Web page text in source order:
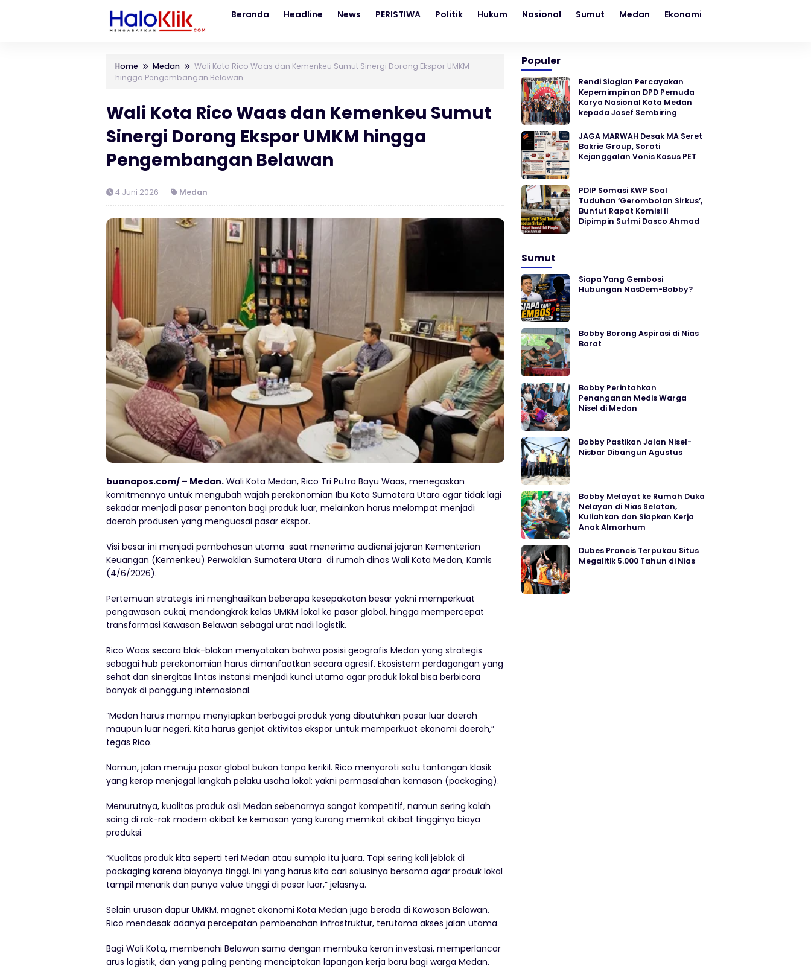
Beranda Headline News PERISTIWA Politik Hukum Nasional Sumut Medan Ekonomi
Home Medan
Wali Kota Rico Waas dan Kemenkeu Sumut Sinergi Dorong Ekspor UMKM
hingga Pengembangan Belawan
Wali Kota Rico Waas dan Kemenkeu Sumut
Sinergi Dorong Ekspor UMKM hingga
Pengembangan Belawan
4 Juni 2026 Medan
buanapos.com/ – Medan. Wali Kota Medan, Rico Tri Putra Bayu Waas, menegaskan
komitmennya untuk mengubah wajah perekonomian Ibu Kota Sumatera Utara agar tidak lagi
sekadar menjadi pasar penonton bagi produk luar, melainkan harus melompat menjadi
daerah produsen yang menguasai pasar ekspor.
Visi besar ini menjadi pembahasan utama saat menerima audiensi jajaran Kementerian
Keuangan (Kemenkeu) Perwakilan Sumatera Utara di rumah dinas Wali Kota Medan, Kamis
(4/6/2026).
Pertemuan strategis ini menghasilkan beberapa kesepakatan besar yakni memperkuat
pengawasan cukai, mendongkrak kelas UMKM lokal ke pasar global, hingga mempercepat
transformasi Kawasan Belawan sebagai urat nadi logistik.
Rico Waas secara blak-blakan menyatakan bahwa posisi geografis Medan yang strategis
sebagai hub perekonomian harus dimanfaatkan secara agresif. Ekosistem perdagangan yang
sehat dan sinergitas lintas instansi menjadi kunci utama agar produk lokal bisa berbicara
banyak di panggung internasional.
“Medan harus mampu menyiapkan berbagai produk yang dibutuhkan pasar luar daerah
maupun luar negeri. Kita harus genjot aktivitas ekspor untuk memperkuat ekonomi daerah,”
tegas Rico.
Namun, jalan menuju pasar global bukan tanpa kerikil. Rico menyoroti satu tantangan klasik
yang kerap menjegal langkah pelaku usaha lokal: yakni permasalahan kemasan (packaging).
Menurutnya, kualitas produk asli Medan sebenarnya sangat kompetitif, namun sering kalah
saing di rak-rak modern akibat ke kemasan yang kurang memikat akibat tingginya biaya
produksi.
“Kualitas produk kita seperti teri Medan atau sumpia itu juara. Tapi sering kali jeblok di
packaging karena biayanya tinggi. Ini yang harus kita cari solusinya bersama agar produk lokal
tampil menarik dan punya value tinggi di pasar luar,” jelasnya.
Selain urusan dapur UMKM, magnet ekonomi Kota Medan juga berada di Kawasan Belawan.
Rico mendesak adanya percepatan pembenahan infrastruktur, terutama akses jalan utama.
Bagi Wali Kota, membenahi Belawan sama dengan membuka keran investasi, memperlancar
arus logistik, dan yang paling penting menciptakan lapangan kerja baru bagi warga Medan.
Populer
Rendi Siagian Percayakan
Kepemimpinan DPD Pemuda
Karya Nasional Kota Medan
kepada Josef Sembiring
JAGA MARWAH Desak MA Seret
Bakrie Group, Soroti
Kejanggalan Vonis Kasus PET
PDIP Somasi KWP Soal
Tuduhan ‘Gerombolan Sirkus’,
Buntut Rapat Komisi II
Dipimpin Sufmi Dasco Ahmad
Sumut
Siapa Yang Gembosi
Hubungan NasDem-Bobby?
Bobby Borong Aspirasi di Nias
Barat
Bobby Perintahkan
Penanganan Medis Warga
Nisel di Medan
Bobby Pastikan Jalan Nisel-
Nisbar Dibangun Agustus
Bobby Melayat ke Rumah Duka
Nelayan di Nias Selatan,
Kuliahkan dan Siapkan Kerja
Anak Almarhum
Dubes Prancis Terpukau Situs
Megalitik 5.000 Tahun di Nias